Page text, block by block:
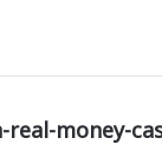
money-